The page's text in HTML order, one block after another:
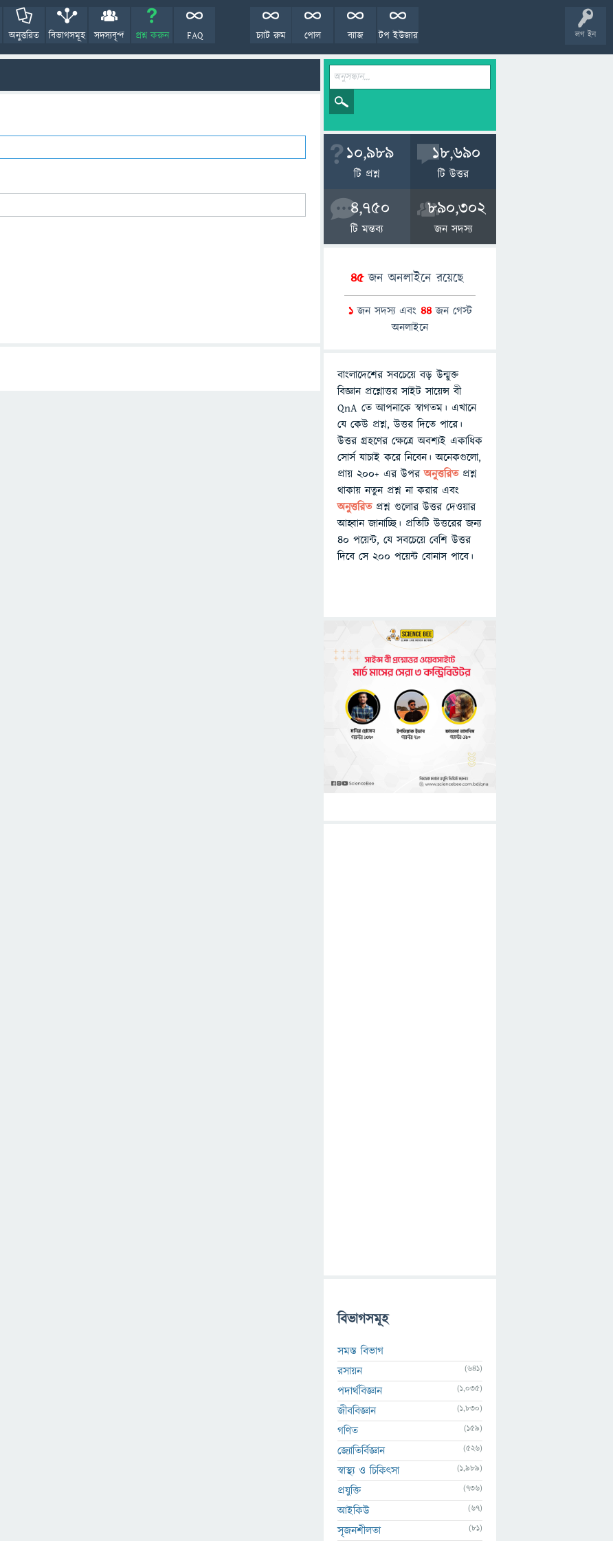
লগ ইন
অনুত্তরিত বিভাগসমূহ সদস্যবৃন্দ প্রশ্ন করুন FAQ টপ ইউজার
ব্যাজ
পোল
চ্যাট রুম
10,989
টি প্রশ্ন
18,690
টি উত্তর
4,750
টি মন্তব্য
890,302
জন সদস্য
45জন অনলাইনে রয়েছে
1জন সদস্য এবং 44জন গেস্ট
অনলাইনে
বাংলাদেশের সবচেয়ে বড় উন্মুক্ত
বিজ্ঞান প্রশ্নোত্তর সাইট সায়েন্স বী
QnA তে আপনাকে স্বাগতম। এখানে
যে কেউ প্রশ্ন, উত্তর দিতে পারে।
উত্তর গ্রহণের ক্ষেত্রে অবশ্যই একাধিক
সোর্স যাচাই করে নিবেন। অনেকগুলো,
প্রায় ২০০+ এর উপরঅনুত্তরিতপ্রশ্ন
থাকায় নতুন প্রশ্ন না করার এবং
অনুত্তরিত প্রশ্ন গুলোর উত্তর দেওয়ার
আহ্বান জানাচ্ছি। প্রতিটি উত্তরের জন্য
৪০ পয়েন্ট, যে সবচেয়ে বেশি উত্তর
দিবে সে ২০০ পয়েন্ট বোনাস পাবে।
বিভাগসমূহ
সমস্ত বিভাগ
রসায়ন
(641)
পদার্থবিজ্ঞান (1,035)
জীববিজ্ঞান (1,830)
গণিত (159)
জ্যোতির্বিজ্ঞান (526)
স্বাস্থ্য ও চিকিৎসা (1,989)
প্রযুক্তি (736)
আইকিউ (67)
সৃজনশীলতা (81)